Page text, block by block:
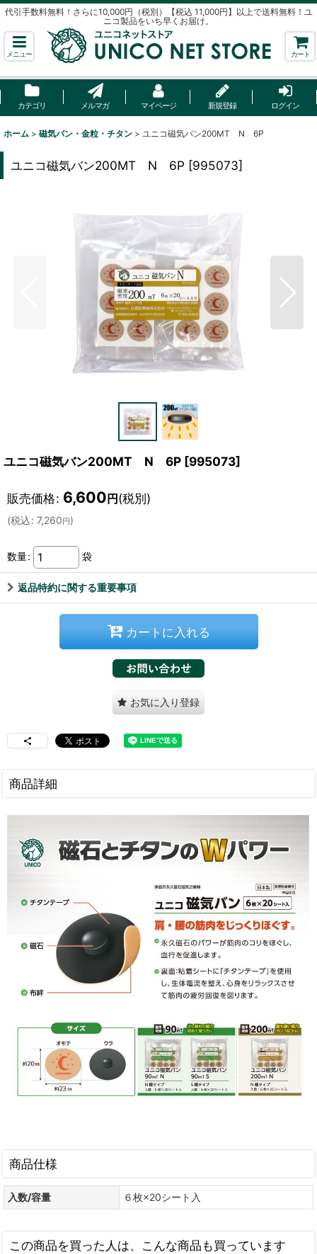
代引手数料無料！さらに10,000円（税別）【税込 11,000円】以上で送料無料！ユ
ニコ製品をいち早くお届け。
メニュー カート
カテゴリ メルマガ マイページ 新規登録 ログイン
ホーム > 磁気バン・金粒・チタン > ユニコ磁気バン200MT N 6P
ユニコ磁気バン200MT N 6P [995073]
ユニコ磁気バン200MT N 6P [995073]
販売価格: 6,600 円 (税別)
(税込: 7,260円)
数量: 袋
返品特約に関する重要事項
カートに入れる
お気に入り登録
商品詳細
商品仕様
入数/容量 ６枚×20シート入
この商品を買った人は、こんな商品も買っています